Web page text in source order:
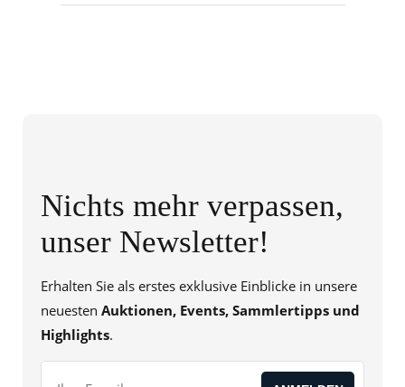
Nichts mehr verpassen,
unser Newsletter!
Erhalten Sie als erstes exklusive Einblicke in unsere
neuesten Auktionen, Events, Sammlertipps und
Highlights.